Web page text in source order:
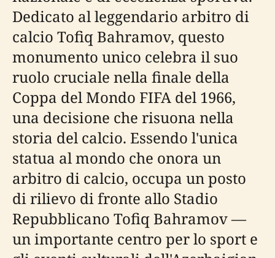
Dedicato al leggendario arbitro di
calcio Tofiq Bahramov, questo
monumento unico celebra il suo
ruolo cruciale nella finale della
Coppa del Mondo FIFA del 1966,
una decisione che risuona nella
storia del calcio. Essendo l'unica
statua al mondo che onora un
arbitro di calcio, occupa un posto
di rilievo di fronte allo Stadio
Repubblicano Tofiq Bahramov —
un importante centro per lo sport e